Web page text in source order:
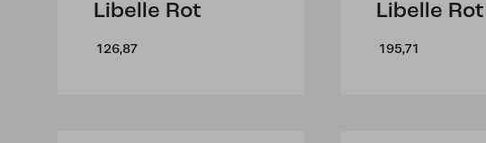
Libelle Rot
126,87
Libelle Rot
195,71